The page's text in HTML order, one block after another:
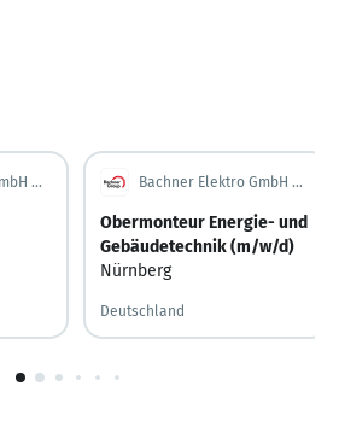
Bachner Elektro GmbH & Co. KG Bachner Elektro GmbH & Co. KG
Obermonteur Energie- und
Gebäudetechnik (m/w/d)
Nürnberg
Deutschland